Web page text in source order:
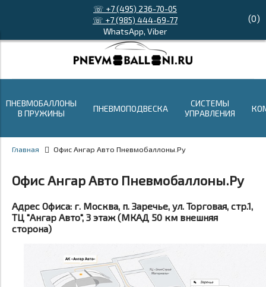
☏ +7 (495) 236-70-05
☏ +7 (985) 444-69-77
WhatsApp, Viber
(0)
ПНЕВМОБАЛЛОНЫ
В ПРУЖИНЫ
ПНЕВМОПОДВЕСКА
СИСТЕМЫ
УПРАВЛЕНИЯ
Главная Офис Ангар Авто Пневмобаллоны.Ру
Офис Ангар Авто Пневмобаллоны.Ру
Адрес Офиса: г. Москва, п. Заречье, ул. Торговая, стр.1,
ТЦ "Ангар Авто", 3 этаж (МКАД 50 км внешняя
сторона)